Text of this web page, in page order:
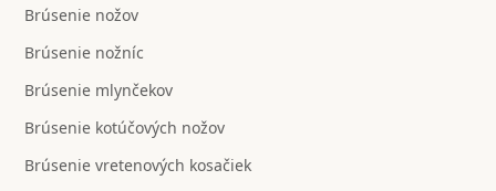
Brúsenie nožov
Brúsenie nožníc
Brúsenie mlynčekov
Brúsenie kotúčových nožov
Brúsenie vretenových kosačiek